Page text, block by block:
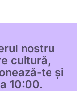
nostru
cultură,
te și
10:00.